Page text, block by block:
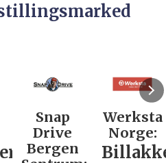
Snap
Drive
Bergen
Werksta
Norge: